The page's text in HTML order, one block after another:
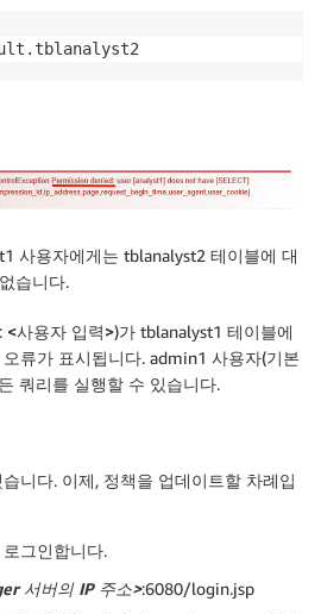
사용자에게는 tblanalyst2 테이블에 대
습니다.
<사용자 입력>)가 tblanalyst1 테이블에
류가 표시됩니다. admin1 사용자(기본
쿼리를 실행할 수 있습니다.
니다. 이제, 정책을 업데이트할 차례입
그인합니다.
서버의 IP 주소>:6080/login.jsp